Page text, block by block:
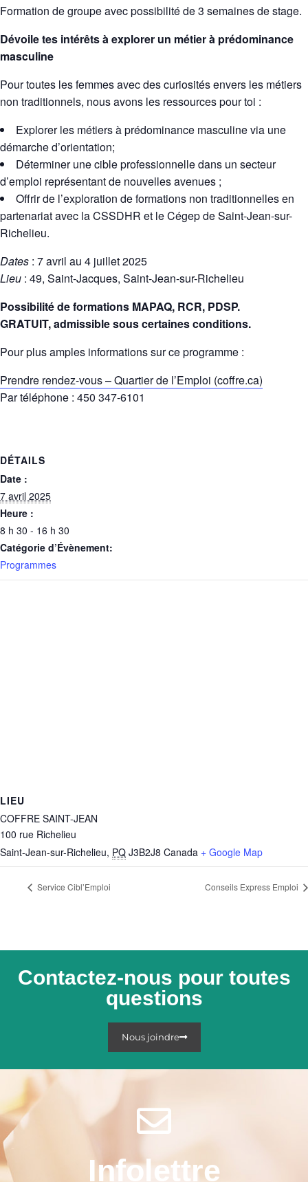
Formation de groupe avec possibilité de 3 semaines de stage.
Dévoile tes intérêts à explorer un métier à prédominance
masculine
Pour toutes les femmes avec des curiosités envers les métiers
non traditionnels, nous avons les ressources pour toi :
Explorer les métiers à prédominance masculine via une
démarche d’orientation;
Déterminer unecible professionnelledans un secteur
d’emploi représentant de nouvelles avenues ;
Offrir de l’exploration de formations non traditionnellesen
partenariat avec la CSSDHR et le Cégep de Saint-Jean-sur-
Richelieu.
Dates : 7 avril au 4 juillet 2025
Lieu : 49, Saint-Jacques, Saint-Jean-sur-Richelieu
Possibilité de formations MAPAQ, RCR, PDSP.
GRATUIT, admissible sous certaines conditions.
Pour plus amples informations sur ce programme :
Prendre rendez-vous – Quartier de l’Emploi (coffre.ca)
Par téléphone : 450 347-6101
DÉTAILS
Date :
7 avril 2025
Heure :
8 h 30 - 16 h 30
Catégorie d’Évènement:
Programmes
LIEU
COFFRE SAINT-JEAN
100 rue Richelieu
Saint-Jean-sur-Richelieu, PQ J3B2J8 Canada + Google Map
Service Cibl’Emploi Conseils Express Emploi
Contactez-nous pour toutes
questions
Nous joindre
Infolettre